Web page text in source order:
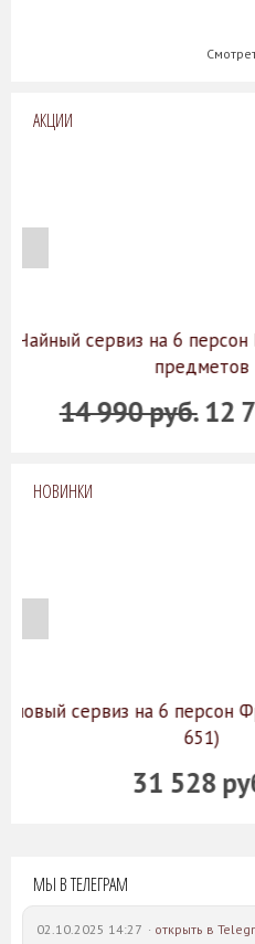
АКЦИИ
Белый лотос, 14
руб.
НОВИНКИ
сад (590-
МЫ В ТЕЛЕГРАМ
02.10.2025 14:27 · открыть в